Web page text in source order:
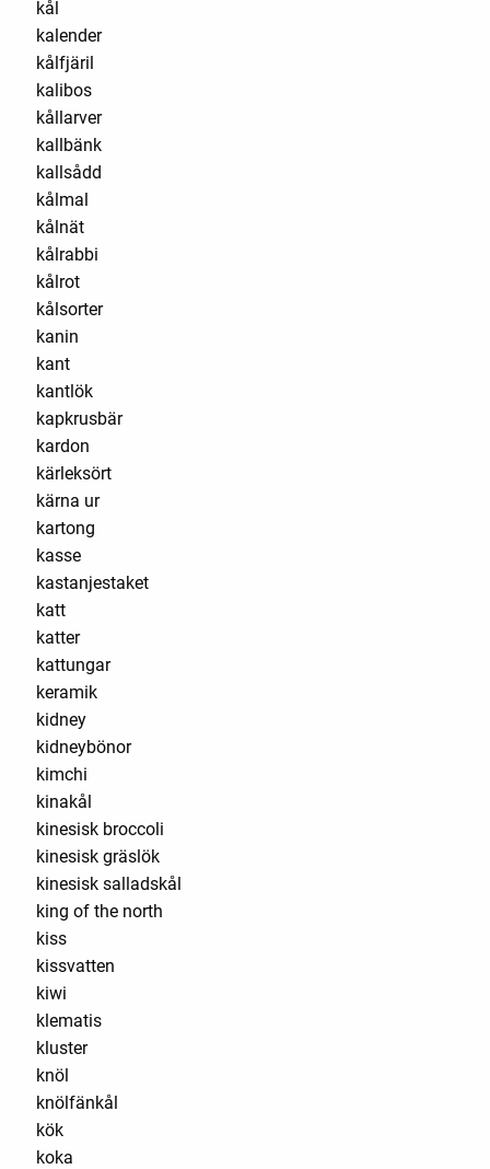
kål
kalender
kålfjäril
kalibos
kållarver
kallbänk
kallsådd
kålmal
kålnät
kålrabbi
kålrot
kålsorter
kanin
kant
kantlök
kapkrusbär
kardon
kärleksört
kärna ur
kartong
kasse
kastanjestaket
katt
katter
kattungar
keramik
kidney
kidneybönor
kimchi
kinakål
kinesisk broccoli
kinesisk gräslök
kinesisk salladskål
king of the north
kiss
kissvatten
kiwi
klematis
kluster
knöl
knölfänkål
kök
koka